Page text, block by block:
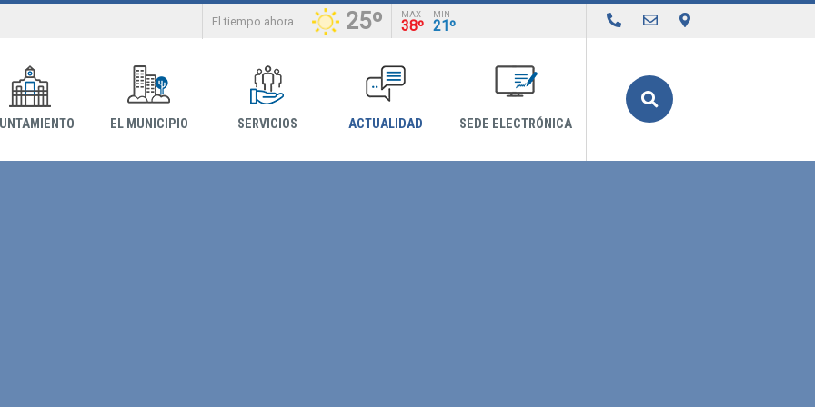
El tiempo ahora 25º MAX
38º
MIN
21º
EL MUNICIPIO SERVICIOS ACTUALIDAD SEDE ELECTRÓNICA